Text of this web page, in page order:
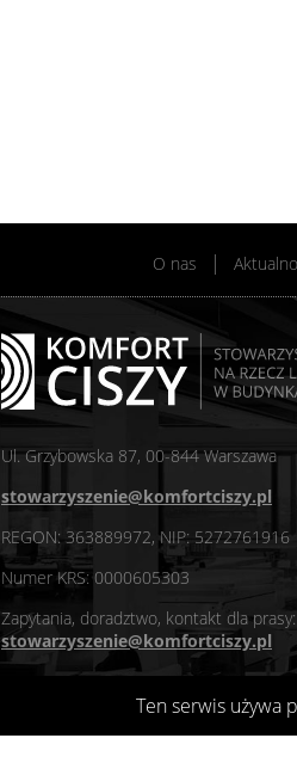
Ten serwis używa
O nas
Ul. Grzybowska 87, 00-844 Warszawa
stowarzyszenie@komfortciszy.pl
REGON: 363889972, NIP: 5272761916
Numer KRS: 0000605303
Zapytania, doradztwo, kontakt dla prasy:
stowarzyszenie@komfortciszy.pl